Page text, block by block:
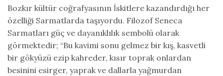
Bozkır kültür coğrafyasının İskitlere kazandırdığı her
özelliği Sarmatlarda taşıyordu. Filozof Seneca
Sarmatları güç ve dayanıklılık sembolü olarak
görmektedir; “Bu kavimi sonu gelmez bir kış, kasvetli
bir gökyüzü ezip kahreder, kısır toprak onlardan
besinini esirger, yaprak ve dallarla yağmurdan